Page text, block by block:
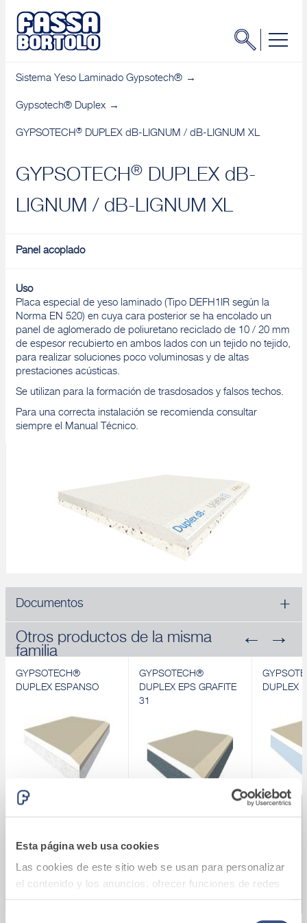
Esta página web usa cookies
Las cookies de este sitio web se usan para personalizar
el contenido y los anuncios, ofrecer funciones de redes
Sistema Yeso Laminado Gypsotech®
Gypsotech® Duplex
GYPSOTECH®DUPLEX dB-LIGNUM / dB-LIGNUM XL
GYPSOTECH®DUPLEX dB-
LIGNUM / dB-LIGNUM XL
Panel acoplado
Uso
Placa especial de yeso laminado (Tipo DEFH1IR según la
Norma EN 520) en cuya cara posterior se ha encolado un
panel de aglomerado de poliuretano reciclado de 10 / 20 mm
de espesor recubierto en ambos lados con un tejido no tejido,
para realizar soluciones poco voluminosas y de altas
prestaciones acústicas.
Se utilizan para la formación de trasdosados y falsos techos.
Para una correcta instalación se recomienda consultar
siempre el Manual Técnico.
Documentos
Otros productos de la misma
familia
GYPSOTECH®
DUPLEX ESPANSO
Descubrir
GYPSOTECH®
DUPLEX EPS GRAFITE
31
Panel acoplado
Descubrir
DUPLEX
Panel
BUSCAR